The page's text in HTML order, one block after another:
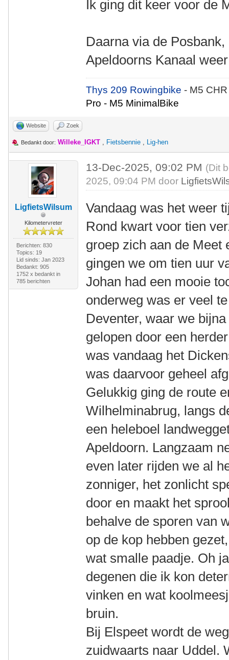
Ik ging dit keer voor de
Daarna via de
Apeldoorns Kanaal
Thys 209 Rowingbike- M5
Pro - M5 MinimalBike
Website Zoek
Bedankt door: Willeke_IGKT , Fietsbennie , Lig-hen
LigfietsWilsum
Kilometervreter
Berichten: 830
Topics: 19
Lid sinds: Jan 2023
Bedankt: 905
1752 x bedankt in
785 berichten
13-Dec-2025, 09:02 PM (Dit
2025, 09:04 PM door
Vandaag was het weer
Rond kwart voor tien
groep zich aan de Meet
gingen we om tien uur
Johan had een mooie
onderweg was er veel
Deventer, waar we
gelopen door een
was vandaag het
was daarvoor geheel
Gelukkig ging de route
Wilhelminabrug, langs
een heleboel
Apeldoorn. Langzaam
even later rijden we al
zonniger, het zonlicht
door en maakt het
behalve de sporen van
op de kop hebben
wat smalle paadje. Oh
degenen die ik kon
vinken en wat
bruin.
Bij Elspeet wordt de
zuidwaarts naar Uddel.